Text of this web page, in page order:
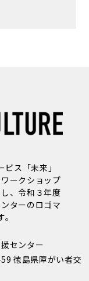
ス「未来」
ークショップ
、令和３年度
ターのロゴマ
センター
徳島県障がい者交